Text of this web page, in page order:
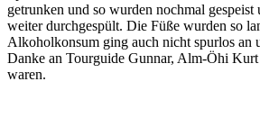
getrunken und so wurden nochmal
weiter durchgespült. Die Füße wurden so
Alkoholkonsum ging auch nicht spurlos an
Danke an Tourguide Gunnar, Alm-Öhi Kurt
waren.